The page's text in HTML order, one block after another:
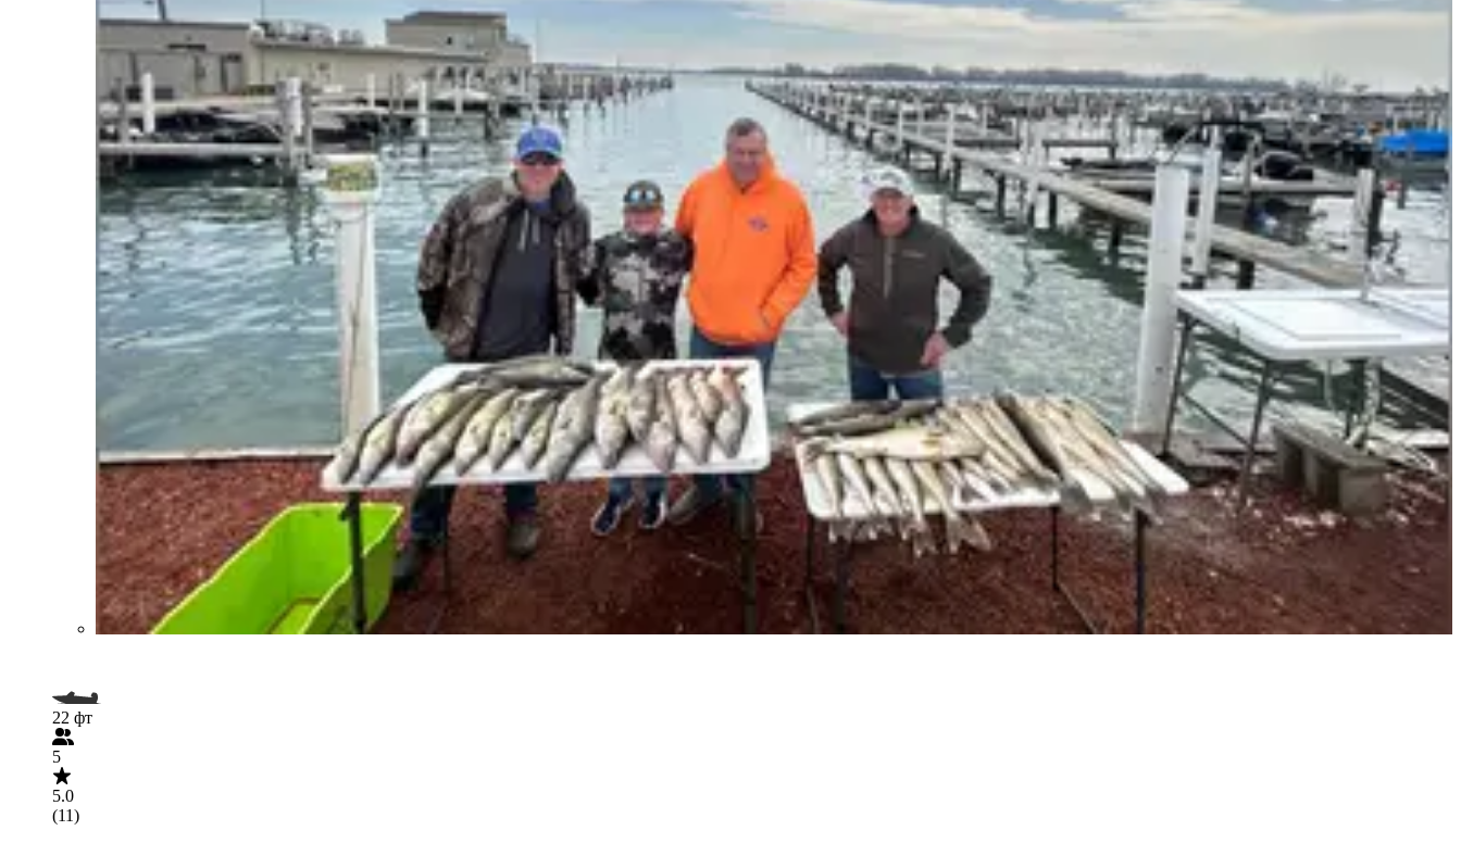
22 фт
5
5.0
(11)